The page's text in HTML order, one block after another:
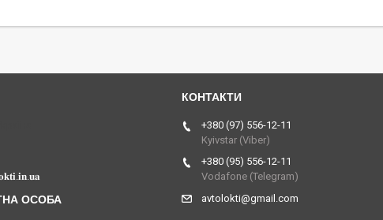
+380 (97) 556-12-11
Kyivstar (Viber)
+380 (95) 556-12-11
Vodafone (Telegram)
avtolokti@gmail.com